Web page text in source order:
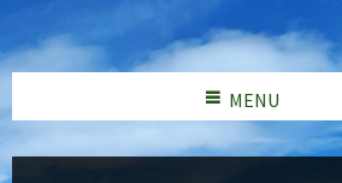
MENU